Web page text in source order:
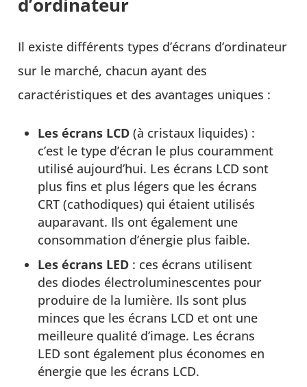
d’ordinateur
Il existe différents types d’écrans d’ordinateur
sur le marché, chacun ayant des
caractéristiques et des avantages uniques :
Les écrans LCD(à cristaux liquides) :
c’est le type d’écran le plus couramment
utilisé aujourd’hui. Les écrans LCD sont
plus fins et plus légers que les écrans
CRT (cathodiques) qui étaient utilisés
auparavant. Ils ont également une
consommation d’énergie plus faible.
Les écrans LED: ces écrans utilisent
des diodes électroluminescentes pour
produire de la lumière. Ils sont plus
minces que les écrans LCD et ont une
meilleure qualité d’image. Les écrans
LED sont également plus économes en
énergie que les écrans LCD.